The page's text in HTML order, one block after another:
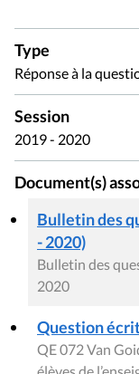
Type
Réponse à la
Session
2019 - 2020
Document(s)
Bulletin des
- 2020)
Bulletin des
2020
Question
QE 072 Van